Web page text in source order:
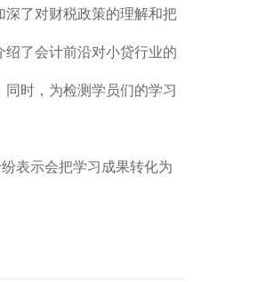
了对财税政策的理解和把
绍了会计前沿对小贷行业的
时，为检测学员们的学习
表示会把学习成果转化为